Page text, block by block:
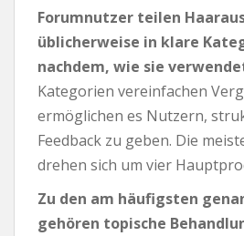
Forumnutzer teilen
üblicherweise in klare
nachdem, wie sie
Kategorien vereinfachen
ermöglichen es Nutzern,
Feedback zu geben. Die
drehen sich um vier
Zu den am häufigsten
gehören topische